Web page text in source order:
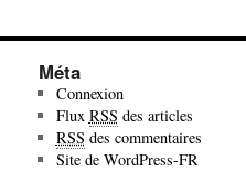
Méta
Connexion
Flux RSS des articles
RSS des commentaires
Site de WordPress-FR